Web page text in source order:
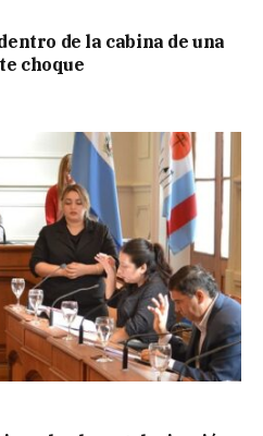
de la cabina de una
choque